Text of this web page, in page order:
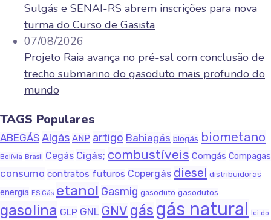
Sulgás e SENAI-RS abrem inscrições para nova
turma do Curso de Gasista
07/08/2026
Projeto Raia avança no pré-sal com conclusão de
trecho submarino do gasoduto mais profundo do
mundo
TAGS Populares
ABEGÁS Algás ANP artigo Bahiagás biogás biometano
Bolívia Brasil Cegás Cigás; combustíveis Comgás Compagas
consumo contratos futuros Copergás diesel distribuidoras
energia ES Gás etanol Gasmig gasoduto gasodutos
gasolina GLP GNL GNV gás gás natural lei do